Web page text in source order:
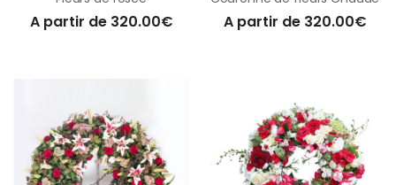
A partir de 320.00€ A partir de 320.00€